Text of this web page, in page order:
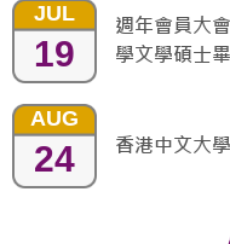
JUL
19
週年會員大
學文學碩士
AUG
24 香港中文大